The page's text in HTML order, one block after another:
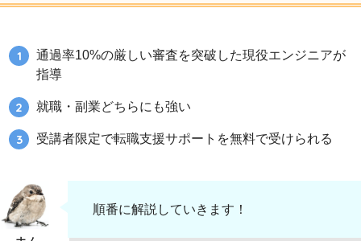
通過率10%の厳しい審査を突破した現役エンジニアが
指導
就職・副業どちらにも強い
受講者限定で転職支援サポートを無料で受けられる
順番に解説していきます！